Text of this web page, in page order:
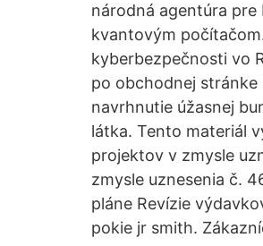
národná agentúra
kvantovým
kyberbezpečnosti vo
po obchodnej stránke
navrhnutie úžasnej
látka. Tento materiál
projektov v zmysle
zmysle uznesenia č.
pláne Revízie
pokie jr smith.